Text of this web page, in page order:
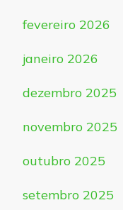
fevereiro 2026
janeiro 2026
dezembro 2025
novembro 2025
outubro 2025
setembro 2025